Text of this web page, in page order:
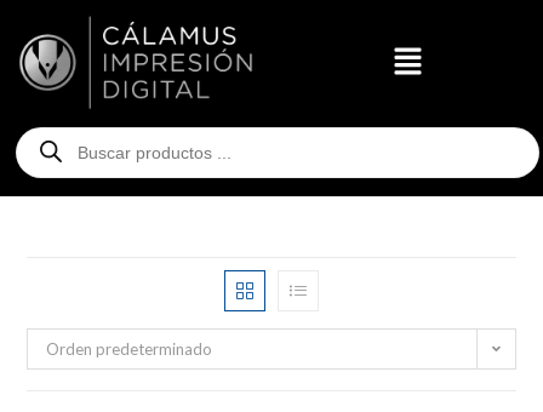
Orden predeterminado